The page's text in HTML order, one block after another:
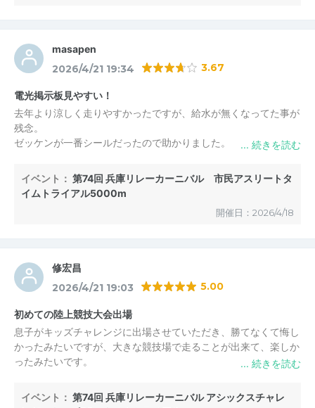
masapen
2026/4/21 19:34 3.67
電光掲示板見やすい！
去年より涼しく走りやすかったですが、給水が無くなってた事が
残念。
ゼッケンが一番シールだったので助かりました。
イベント： 第74回 兵庫リレーカーニバル 市民アスリートタ
イムトライアル5000m
開催日：2026/4/18
修宏昌
2026/4/21 19:03 5.00
初めての陸上競技大会出場
息子がキッズチャレンジに出場させていただき、勝てなくて悔し
かったみたいですが、大きな競技場で走ることが出来て、楽しか
ったみたいです。
る方も不安なく出場しやすい大会かなと思います。
今回初めて出場しましたが、このような主催をしていることを今
イベント： 第74回 兵庫リレーカーニバル アシックスチャレ